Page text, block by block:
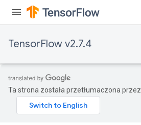
TensorFlow v2.7.4
Ta strona została przetłumaczona przez